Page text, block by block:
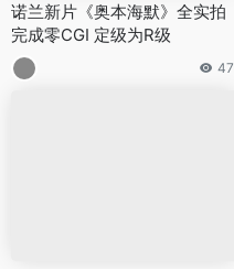
诺兰新片《奥本海默》全实拍
完成零CGI 定级为R级
47